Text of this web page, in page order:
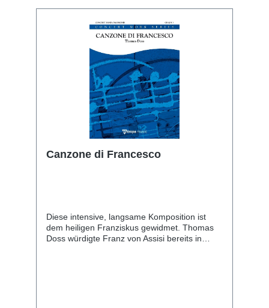
Canzone di Francesco
Diese intensive, langsame Komposition ist
dem heiligen Franziskus gewidmet. Thomas
Doss würdigte Franz von Assisi bereits in